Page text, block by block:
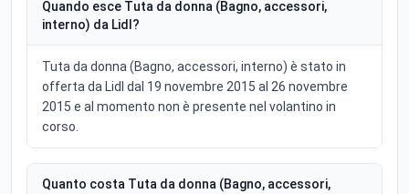
Quando esce Tuta da donna (Bagno, accessori,
interno) da Lidl?
Tuta da donna (Bagno, accessori, interno) è stato in
offerta da Lidl dal 19 novembre 2015 al 26 novembre
2015 e al momento non è presente nel volantino in
corso.
Quanto costa Tuta da donna (Bagno, accessori,